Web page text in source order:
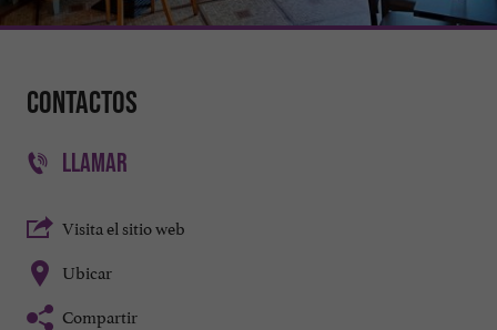
Contactos
LLAMAR
Visita el sitio web
Ubicar
Compartir